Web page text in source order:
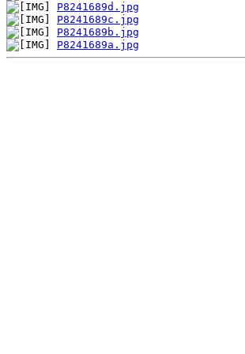
P8241689d.jpg
P8241689c.jpg
P8241689b.jpg
P8241689a.jpg